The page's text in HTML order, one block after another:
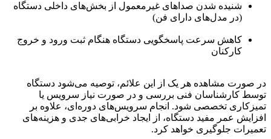
شنیده شدن صداهای غیرمعمول از بخش‌های داخلی دستگاه
(در مدل‌های دارای فن)
کاهش سرعت پاسخگویی دستگاه هنگام ثبت ورود و خروج
کارکنان
در صورت مشاهده هر یک از این علائم، توصیه می‌شود دستگاه
توسط کارشناسان فنی بررسی و در صورت نیاز سرویس یا
تمیزکاری تخصصی شود. انجام سرویس‌های دوره‌ای، علاوه بر
افزایش عمر مفید دستگاه، از ایجاد خرابی‌های جدی و هزینه‌های
تعمیرات جلوگیری خواهد کرد.